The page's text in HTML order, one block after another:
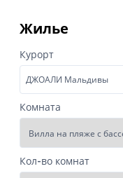
Жилье
Курорт
Комната
Кол-во комнат